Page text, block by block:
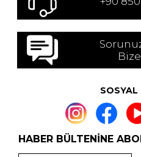
SOSYAL
HABER BÜLTENİNE